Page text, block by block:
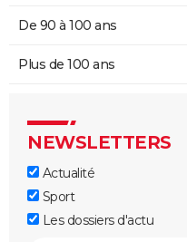
De 90 à 100 ans
Plus de 100 ans
NEWSLETTERS
Actualité
Sport
Les dossiers d'actu